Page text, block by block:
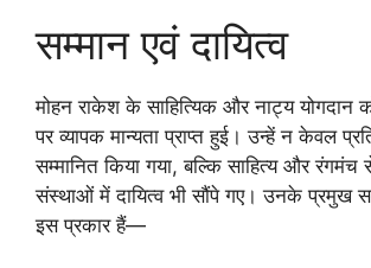
सम्मान एवं दायित्व
मोहन राकेश के साहित्यिक और नाट्य योगदान
पर व्यापक मान्यता प्राप्त हुई। उन्हें न केवल
सम्मानित किया गया, बल्कि साहित्य और रंगमंच
संस्थाओं में दायित्व भी सौंपे गए। उनके प्रमुख
इस प्रकार हैं—